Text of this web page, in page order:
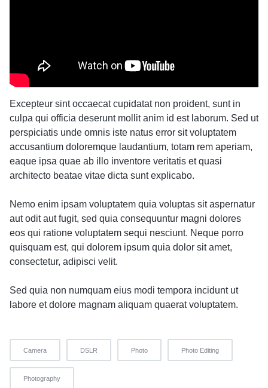
Excepteur sint occaecat cupidatat non proident, sunt in
culpa qui officia deserunt mollit anim id est laborum. Sed ut
perspiciatis unde omnis iste natus error sit voluptatem
accusantium doloremque laudantium, totam rem aperiam,
eaque ipsa quae ab illo inventore veritatis et quasi
architecto beatae vitae dicta sunt explicabo.
Nemo enim ipsam voluptatem quia voluptas sit aspernatur
aut odit aut fugit, sed quia consequuntur magni dolores
eos qui ratione voluptatem sequi nesciunt. Neque porro
quisquam est, qui dolorem ipsum quia dolor sit amet,
consectetur, adipisci velit.
Sed quia non numquam eius modi tempora incidunt ut
labore et dolore magnam aliquam quaerat voluptatem.
Camera DSLR Photo Photo Editing
Photography